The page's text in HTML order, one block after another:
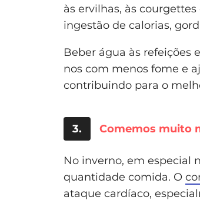
às ervilhas, às
ingestão de calorias,
Beber água às refeições
nos com menos fome e
contribuindo para o
3. Comemos muito
No inverno, em especial
quantidade comida. O
ataque cardíaco,